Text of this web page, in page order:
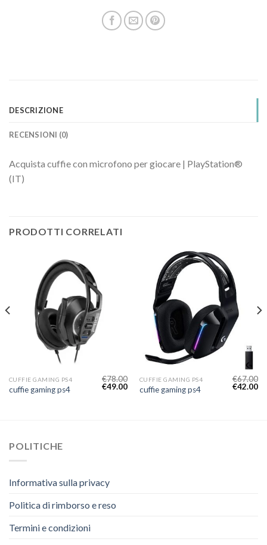
DESCRIZIONE
RECENSIONI (0)
Acquista cuffie con microfono per giocare | PlayStation®
(IT)
PRODOTTI CORRELATI
CUFFIE GAMING PS4
cuffie gaming ps4
€78.00
€49.00
CUFFIE GAMING PS4
cuffie gaming ps4
€67.00
€42.00
POLITICHE
Informativa sulla privacy
Politica di rimborso e reso
Termini e condizioni